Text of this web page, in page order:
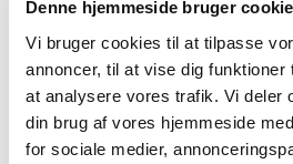
Denne hjemmeside bruger
Vi bruger cookies til at tilpasse
annoncer, til at vise dig
at analysere vores trafik. Vi deler
din brug af vores hjemmeside
for sociale medier,